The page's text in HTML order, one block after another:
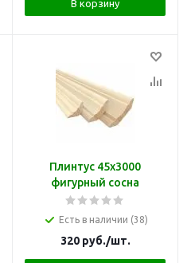
В корзину
Плинтус 45х3000
фигурный сосна
Есть в наличии (38)
320руб./шт.